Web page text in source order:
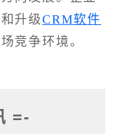
升级CRM软件
竞争环境。
=-